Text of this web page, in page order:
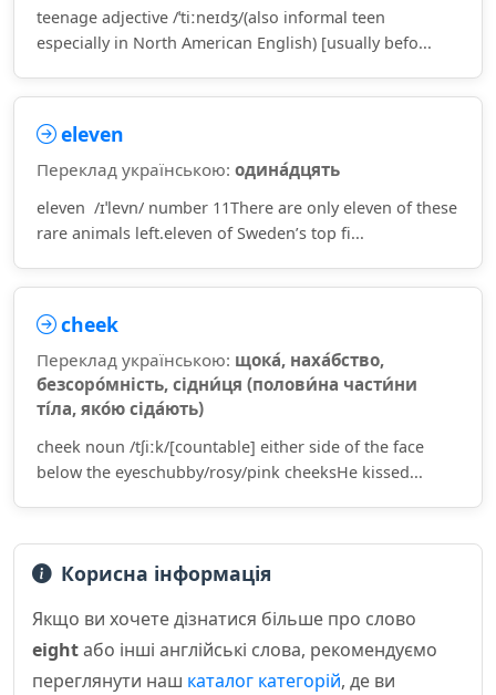
teenage adjective /ˈtiːneɪdʒ/(also informal teen
especially in North American English) [usually befo...
eleven
Переклад українською: одина́дцять
eleven /ɪˈlevn/ number 11There are only eleven of these
rare animals left.eleven of Sweden’s top fi...
cheek
Переклад українською: щока́, наха́бство,
безсоро́мність, сідни́ця (полови́на части́ни
ті́ла, яко́ю сіда́ють)
cheek noun /tʃiːk/[countable] either side of the face
below the eyeschubby/rosy/pink cheeksHe kissed...
Корисна інформація
Якщо ви хочете дізнатися більше про слово
eightабо інші англійські слова, рекомендуємо
переглянути наш каталог категорій, де ви